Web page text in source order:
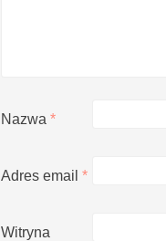
Nazwa *
Adres email *
Witryna